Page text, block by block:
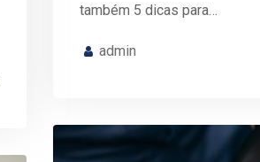
também 5 dicas para…
admin